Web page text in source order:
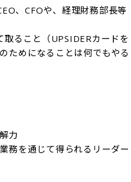
、CFOや、経理財務部長等
ること（UPSIDERカードを
ためになることは何でもやる
力
務を通じて得られるリーダー